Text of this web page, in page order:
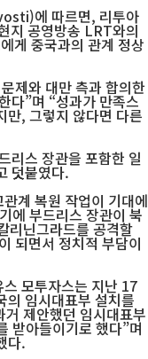
에 따르면, 리투아
지 공영방송 LRT와의
게 중국과의 관계 정상
제와 대만 측과 합의한
다”며 “성과가 만족스
만, 그렇지 않다면 다른
리스 장관을 포함한 일
덧붙였다.
계 복원 작업이 기대에
에 부드리스 장관이 북
리닌그라드를 공격할
되면서 정치적 부담이
모투자스는 지난 17
의 임시대표부 설치를
제안했던 임시대표부
받아들이기로 했다”며
다.